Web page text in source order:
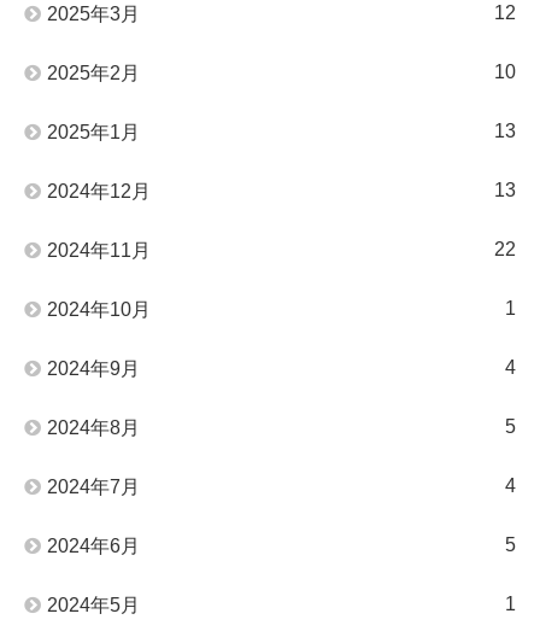
2025年3月 12
2025年2月 10
2025年1月 13
2024年12月 13
2024年11月 22
2024年10月 1
2024年9月 4
2024年8月 5
2024年7月 4
2024年6月 5
2024年5月 1